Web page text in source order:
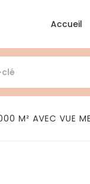
Accueil
M² AVEC VUE